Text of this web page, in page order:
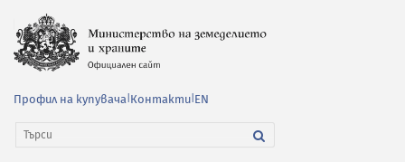
Профил на купувача Контакти EN